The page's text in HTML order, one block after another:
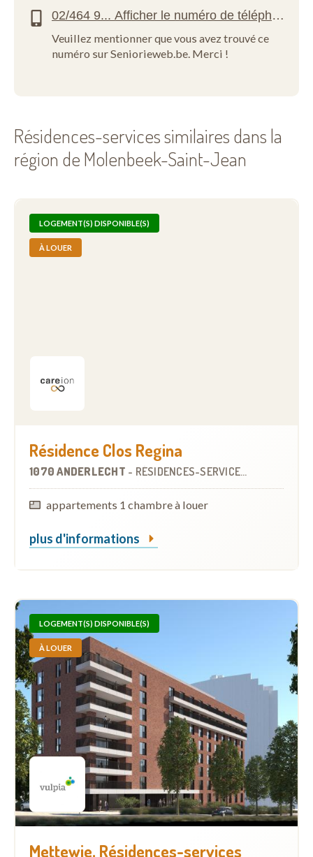
Veuillez mentionner que vous avez trouvé ce
numéro sur Seniorieweb.be. Merci !
Résidences-services similaires dans la
région de Molenbeek-Saint-Jean
LOGEMENT(S) DISPONIBLE(S)
À LOUER
Résidence Clos Regina
1070 ANDERLECHT - RÉSIDENCES-SERVICES
appartements 1 chambre à louer
plus d'informations
LOGEMENT(S) DISPONIBLE(S)
À LOUER
Mettewie, Résidences-services